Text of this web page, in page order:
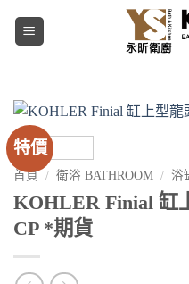
特價
首頁 / 衛浴 BATHROOM / 浴
KOHLER Finial 缸
CP *期貨